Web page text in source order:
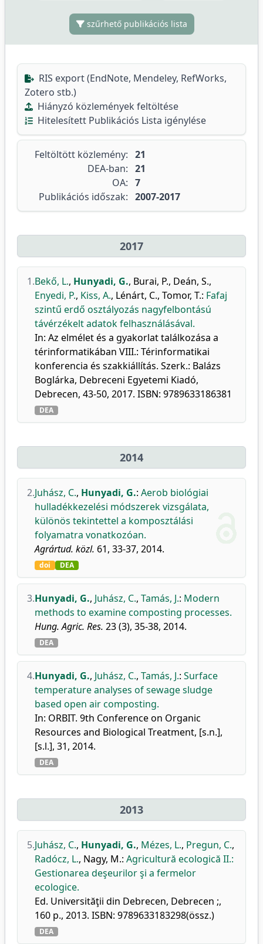
szűrhető publikációs lista
RIS export (EndNote, Mendeley, RefWorks,
Zotero stb.)
Hiányzó közlemények feltöltése
Hitelesített Publikációs Lista igénylése
Feltöltött közlemény: 21
DEA-ban: 21
OA: 7
Publikációs időszak: 2007-2017
2017
1.Bekő, L., Hunyadi, G., Burai, P., Deán, S.,
Enyedi, P., Kiss, A., Lénárt, C., Tomor, T.: Fafaj
szintű erdő osztályozás nagyfelbontású
távérzékelt adatok felhasználásával.
In: Az elmélet és a gyakorlat találkozása a
térinformatikában VIII.: Térinformatikai
konferencia és szakkiállítás. Szerk.: Balázs
Boglárka, Debreceni Egyetemi Kiadó,
Debrecen, 43-50, 2017. ISBN: 9789633186381
DEA
2014
2.Juhász, C., Hunyadi, G.: Aerob biológiai
hulladékkezelési módszerek vizsgálata,
különös tekintettel a komposztálási
folyamatra vonatkozóan.
Agrártud. közl. 61, 33-37, 2014.
doi DEA
3.Hunyadi, G., Juhász, C., Tamás, J.: Modern
methods to examine composting processes.
Hung. Agric. Res. 23 (3), 35-38, 2014.
DEA
4.Hunyadi, G., Juhász, C., Tamás, J.: Surface
temperature analyses of sewage sludge
based open air composting.
In: ORBIT. 9th Conference on Organic
Resources and Biological Treatment, [s.n.],
[s.l.], 31, 2014.
DEA
2013
5.Juhász, C., Hunyadi, G., Mézes, L., Pregun, C.,
Radócz, L., Nagy, M.: Agricultură ecologică II.:
Gestionarea deşeurilor şi a fermelor
ecologice.
Ed. Universităţii din Debrecen, Debrecen ;,
160 p., 2013. ISBN: 9789633183298(össz.)
DEA